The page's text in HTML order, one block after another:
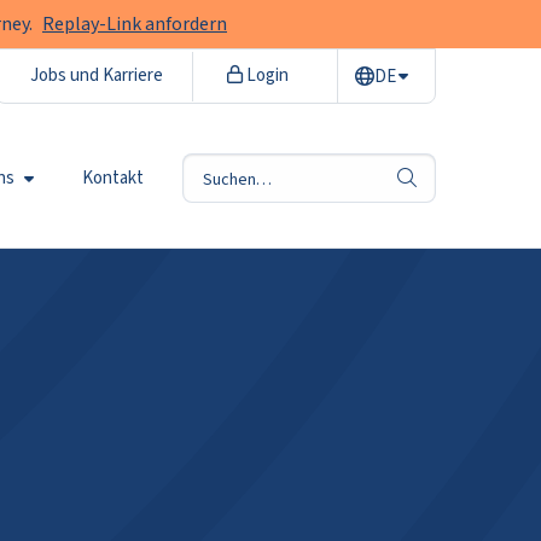
Replay-Link anfordern
Kontakt
Suche
Jobs und Karriere Login DE